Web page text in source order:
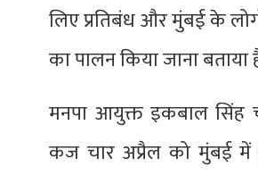
लिए प्रतिबंध और मुंबई के लोगों
का पालन किया जाना बताया
मनपा आयुक्त इकबाल
कज चार अप्रैल को मुंबई